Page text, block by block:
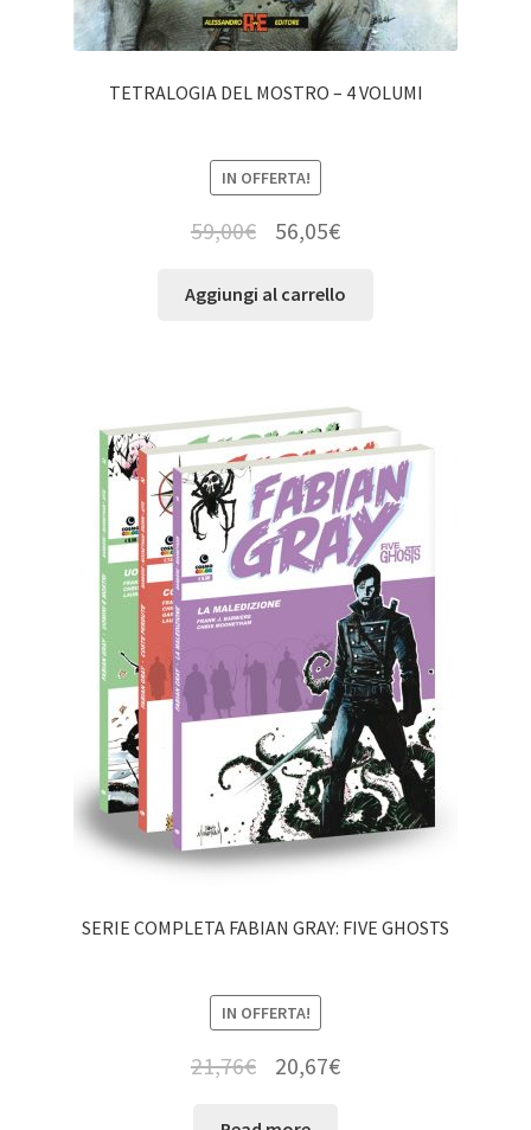
TETRALOGIA DEL MOSTRO – 4 VOLUMI
IN OFFERTA!
59,00€ 56,05€
Aggiungi al carrello
SERIE COMPLETA FABIAN GRAY: FIVE GHOSTS
IN OFFERTA!
21,76€ 20,67€